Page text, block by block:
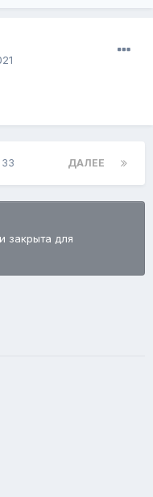
ДАЛЕЕ
33
закрыта для